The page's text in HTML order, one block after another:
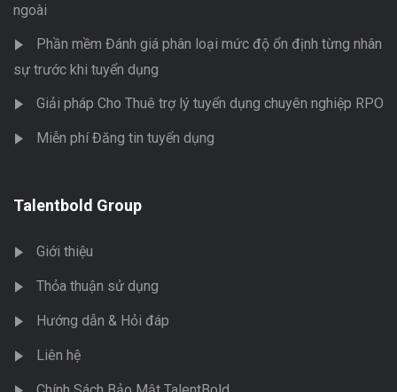
ngoài
Phần mềm Đánh giá phân loại mức độ ổn định từng nhân
sự trước khi tuyển dụng
Giải pháp Cho Thuê trợ lý tuyển dụng chuyên nghiệp RPO
Miễn phí Đăng tin tuyển dụng
Talentbold Group
Giới thiệu
Thỏa thuận sử dụng
Hướng dẫn & Hỏi đáp
Liên hệ